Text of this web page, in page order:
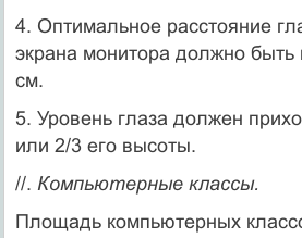
4. Оптимальное расстояние
экрана монитора должно быть
см.
5. Уровень глаза должен
или 2/3 его высоты.
//. Компьютерные классы.
Площадь компьютерных